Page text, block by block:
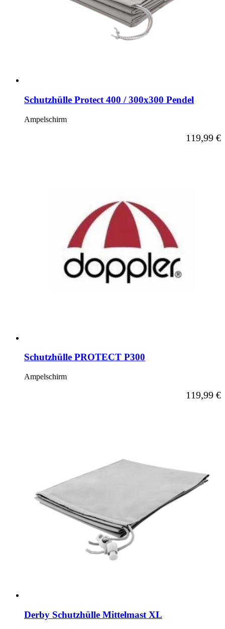
Schutzhülle Protect 400 / 300x300 Pendel
Ampelschirm
119,99 €
Schutzhülle PROTECT P300
Ampelschirm
119,99 €
Derby Schutzhülle Mittelmast XL